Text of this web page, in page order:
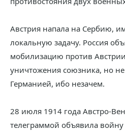
Австрия напала на Сербию,
локальную задачу. Россия
мобилизацию против
уничтожения союзника, но не
Германией, ибо незачем.
28 июля 1914 года Австро-
телеграммой объявила